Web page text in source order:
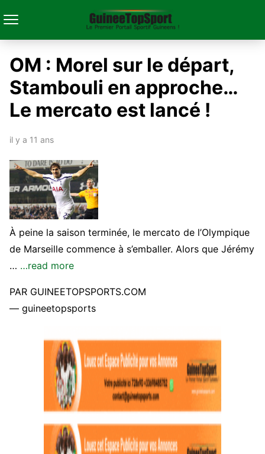
OM : Morel sur le départ,
Stambouli en approche…
Le mercato est lancé !
il y a 11 ans
À peine la saison terminée, le mercato de l’Olympique
de Marseille commence à s’emballer. Alors que Jérémy
… …read more
PAR GUINEETOPSPORTS.COM
— guineetopsports